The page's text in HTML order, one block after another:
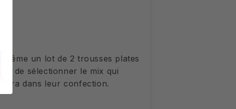
un lot de 2 trousses plates
de sélectionner le mix qui
dans leur confection.